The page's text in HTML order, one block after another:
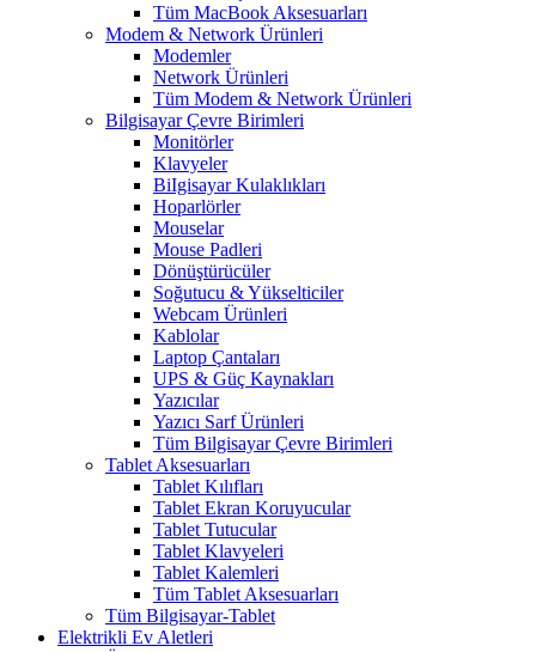
Tüm MacBook Aksesuarları
Modem & Network Ürünleri
Modemler
Network Ürünleri
Tüm Modem & Network Ürünleri
Bilgisayar Çevre Birimleri
Monitörler
Klavyeler
BiIgisayar Kulaklıkları
Hoparlörler
Mouselar
Mouse Padleri
Dönüştürücüler
Soğutucu & Yükselticiler
Webcam Ürünleri
Kablolar
Laptop Çantaları
UPS & Güç Kaynakları
Yazıcılar
Yazıcı Sarf Ürünleri
Tüm Bilgisayar Çevre Birimleri
Tablet Aksesuarları
Tablet Kılıfları
Tablet Ekran Koruyucular
Tablet Tutucular
Tablet Klavyeleri
Tablet Kalemleri
Tüm Tablet Aksesuarları
Tüm Bilgisayar-Tablet
Elektrikli Ev Aletleri